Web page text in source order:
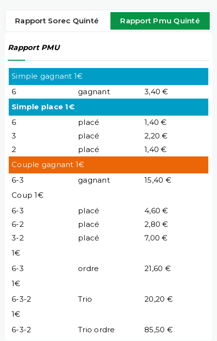
Rapport Sorec Quinté Rapport Pmu Quinté
Rapport PMU
Simple gagnant 1€
6
gagnant
3,40 €
Simple place 1€
6
placé
1,40 €
3
placé
2,20 €
2
placé
1,40 €
Couple gagnant 1€
6-3
gagnant
15,40 €
Coup 1€
6-3
placé
4,60 €
6-2
placé
2,80 €
3-2
placé
7,00 €
1€
6-3
ordre
21,60 €
1€
6-3-2
Trio
20,20 €
1€
6-3-2
Trio ordre 85,50 €